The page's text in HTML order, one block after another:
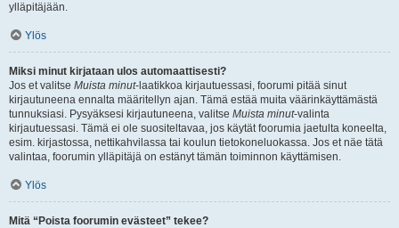
ylläpitäjään.
Ylös
Miksi minut kirjataan ulos automaattisesti?
Jos et valitse Muista minut-laatikkoa kirjautuessasi, foorumi pitää sinut
kirjautuneena ennalta määritellyn ajan. Tämä estää muita väärinkäyttämästä
tunnuksiasi. Pysyäksesi kirjautuneena, valitse Muista minut-valinta
kirjautuessasi. Tämä ei ole suositeltavaa, jos käytät foorumia jaetulta koneelta,
esim. kirjastossa, nettikahvilassa tai koulun tietokoneluokassa. Jos et näe tätä
valintaa, foorumin ylläpitäjä on estänyt tämän toiminnon käyttämisen.
Ylös
Mitä “Poista foorumin evästeet” tekee?